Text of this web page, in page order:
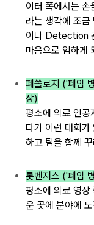
이터 쪽에서는 손
라는 생각에 조금
이나 Detection
마음으로 임하게
폐쏠로지 ('폐암
상)
평소에 의료 인공
다가 이런 대회가
하고 팀을 함께
롯벤져스 ('폐암
평소에 의료 영상
운 곳에 분야에